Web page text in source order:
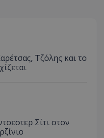
Τζόλης και το
Σίτι στον